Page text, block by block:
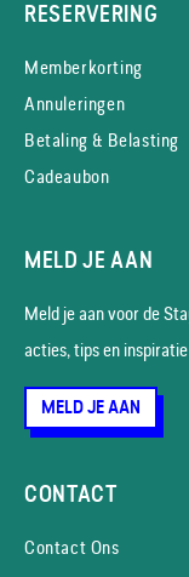
RESERVERING
Memberkorting
Annuleringen
Betaling & Belasting
Cadeaubon
MELD JE AAN
Meld je aan voor de
acties, tips en
MELD JE AAN
CONTACT
Contact Ons